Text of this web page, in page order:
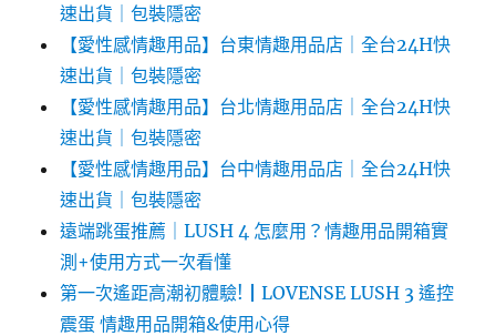
速出貨｜包裝隱密
【愛性感情趣用品】台東情趣用品店｜全台24H快
速出貨｜包裝隱密
【愛性感情趣用品】台北情趣用品店｜全台24H快
速出貨｜包裝隱密
【愛性感情趣用品】台中情趣用品店｜全台24H快
速出貨｜包裝隱密
遠端跳蛋推薦｜LUSH 4 怎麼用？情趣用品開箱實
測+使用方式一次看懂
第一次遙距高潮初體驗!┃LOVENSE LUSH 3 遙控
震蛋 情趣用品開箱&使用心得